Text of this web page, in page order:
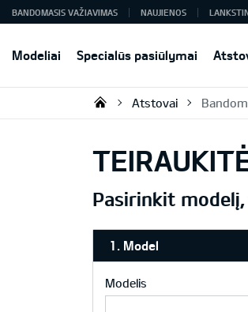
Modeliai Specialūs pasiūlymai
BANDOMASIS VAŽIAVIMAS NAUJIENOS
KIA AUTO AS
Atstovai
Pasirinkit
1. Model
Modelis